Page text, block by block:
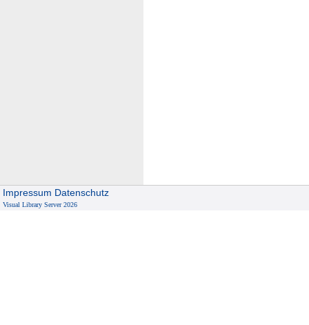
Impressum Datenschutz
Visual Library Server 2026